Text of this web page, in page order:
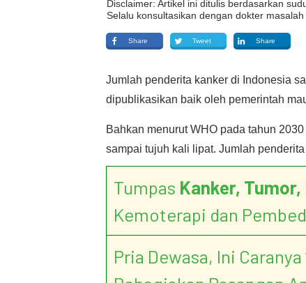
Disclaimer: Artikel ini ditulis berdasarkan
Selalu konsultasikan dengan dokter
Share Tweet Share
Jumlah penderita kanker di Indonesia
dipublikasikan baik oleh pemerintah
Bahkan menurut WHO pada tahun
sampai tujuh kali lipat. Jumlah
Tumpas Kanker,
Kemoterapi dan
Pria Dewasa, Ini Caranya